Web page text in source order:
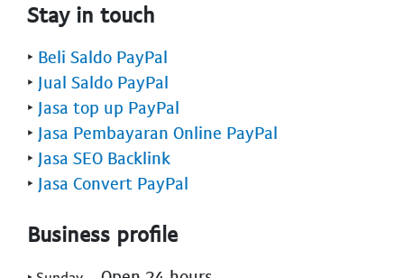
Stay in touch
‣ Beli Saldo PayPal
‣ Jual Saldo PayPal
‣ Jasa top up PayPal
‣ Jasa Pembayaran Online PayPal
‣ Jasa SEO Backlink
‣ Jasa Convert PayPal
Business profile